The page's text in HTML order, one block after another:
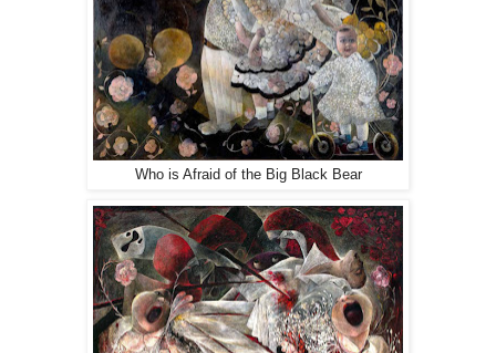
Who is Afraid of the Big Black Bear